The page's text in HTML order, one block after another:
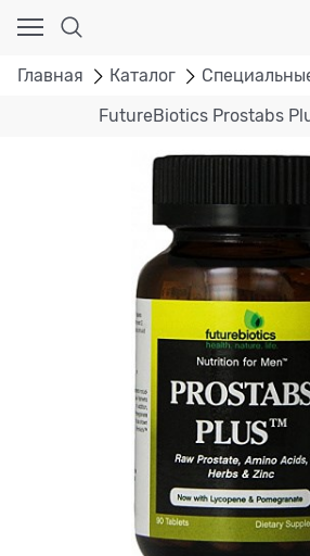
Главная Каталог
FutureBiotics Prostabs